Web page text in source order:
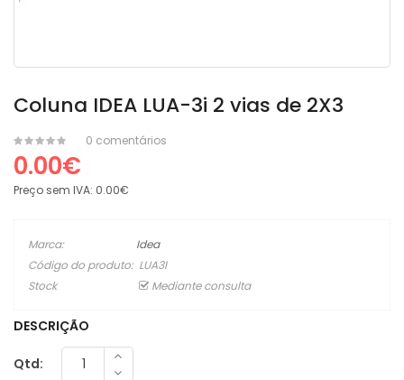
Coluna IDEA LUA-3i 2 vias de 2X3
0 comentários
0.00€
Preço sem IVA: 0.00€
Marca:
Idea
Código do produto: LUA3I
Stock
Mediante consulta
DESCRIÇÃO
Qtd: